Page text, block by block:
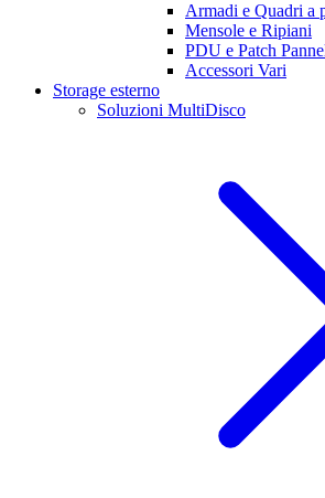
Armadi e Quadri a
Mensole e Ripiani
PDU e Patch
Accessori Vari
Storage esterno
Soluzioni MultiDisco